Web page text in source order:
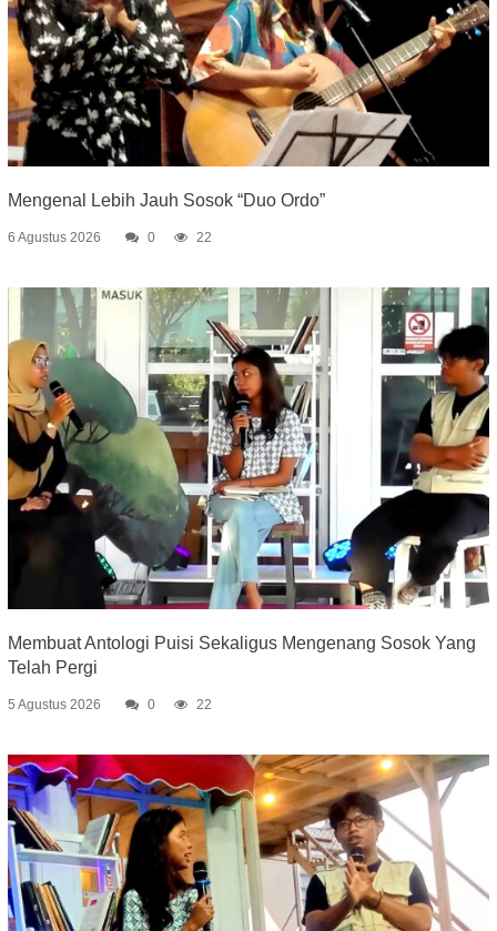
Mengenal Lebih Jauh Sosok “Duo Ordo”
6 Agustus 2026 0 22
Membuat Antologi Puisi Sekaligus Mengenang Sosok Yang
Telah Pergi
5 Agustus 2026 0 22